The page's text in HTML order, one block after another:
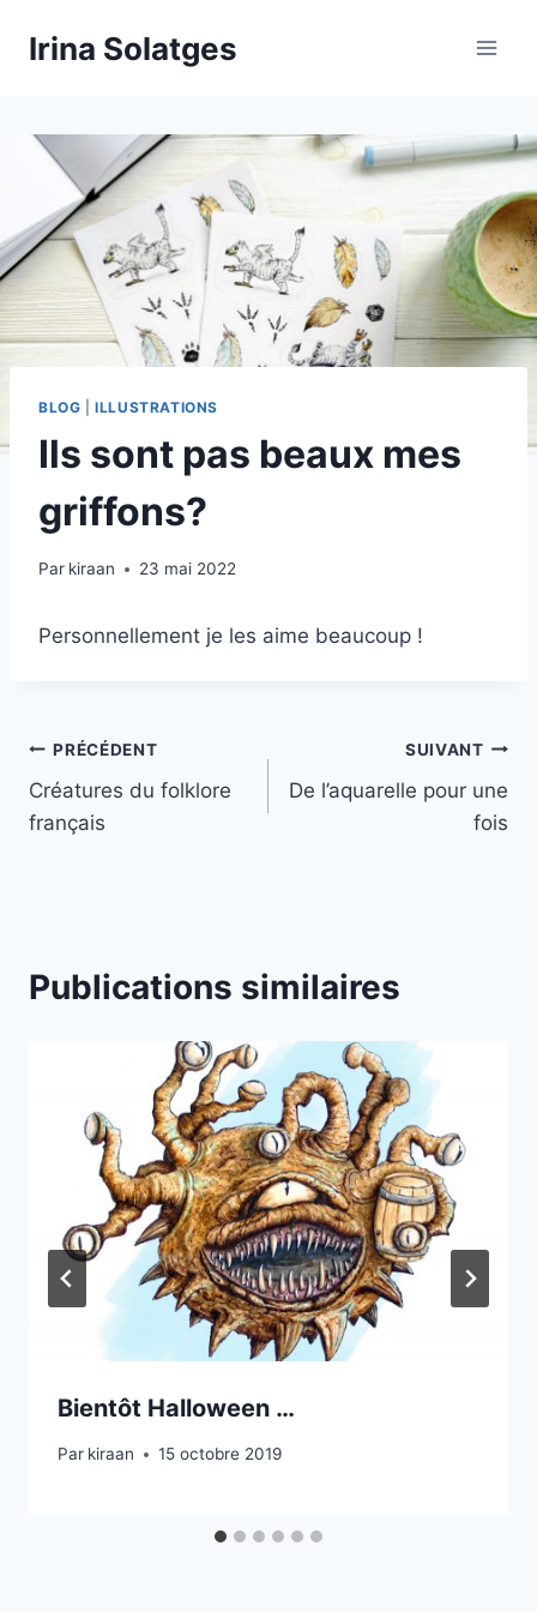
Irina Solatges
BLOG |ILLUSTRATIONS
Ils sont pas beaux mes
griffons?
Par kiraan 23 mai 2022
Personnellement je les aime beaucoup !
Navigation
de
PRÉCÉDENT
Créatures du folklore
français
SUIVANT
De l’aquarelle pour une
fois
Publications similaires
Bientôt Halloween …
Par kiraan 15 octobre 2019